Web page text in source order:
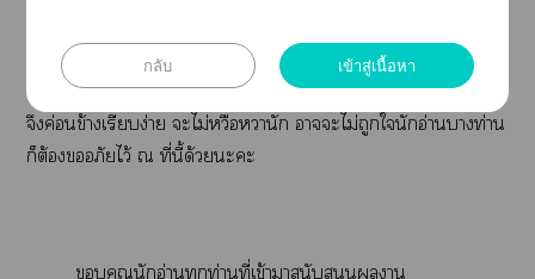
ไที่าสัมพันธ์ระหว่างะเาเเป็นหลัก ไม่ได้เน้นหนัก
ไาพล็อตเรื่องหรือาม่าเค้นอารมณ์ะไอยู่แล้ว ดังนั้นเนื้อา
จึงค่อนข้างเรียบง่าย ะไม่หวือหวานัก าะไม่ถูกในักอ่านาท่าน
ก็ต้องอภัยไว้ ณ ที่นี้ด้วยะะ
คุณนักอ่านทุกท่านที่เข้าานับสนุนาน
กลับ เข้าสู่เนื้อหา